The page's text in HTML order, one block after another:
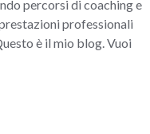
percorsi di coaching e
professionali
è il mio blog. Vuoi